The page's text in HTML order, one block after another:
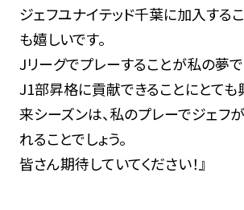
ジェフユナイテッド千葉に加入する
も嬉しいです。
Jリーグでプレーすることが私の夢で
J1部昇格に貢献できることにとても
来シーズンは、私のプレーでジェフ
れることでしょう。
皆さん期待していてください！』